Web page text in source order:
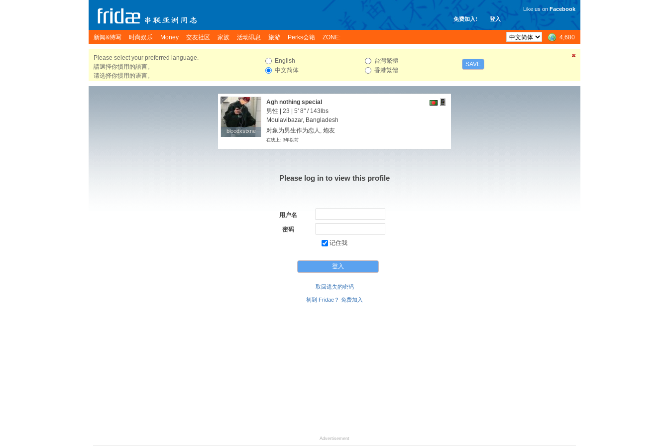
免费加入! 登入
Like us on Facebook
新闻&特写 时尚娱乐 Money 交友社区 家族 活动讯息 旅游 Perks会籍 ZONE: 4,680
Please select your preferred language.
請選擇你慣用的語言。
请选择你惯用的语言。
English
中文简体
台灣繁體
香港繁體
SAVE
bloodxstxne
bloodxstxne
Agh nothing special
男性 | 23 | 5' 8" / 143lbs
Moulavibazar, Bangladesh
对象为男生作为恋人, 炮友
在线上: 3年以前
Please log in to view this profile
用户名
密码
记住我
取回遗失的密码
初到 Fridae？ 免费加入
Advertisement